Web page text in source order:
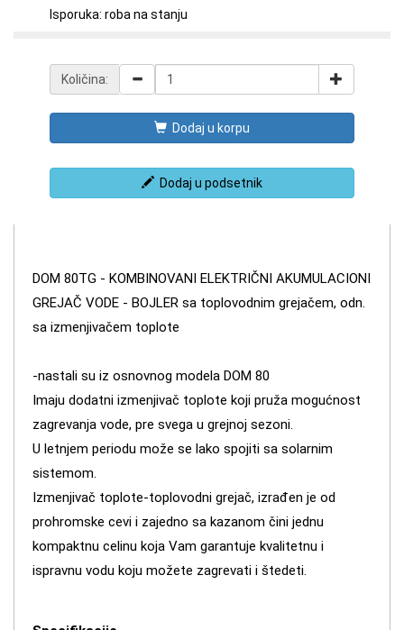
Isporuka: roba na stanju
Količina:
Dodaj u korpu
Dodaj u podsetnik
DOM 80TG - KOMBINOVANI ELEKTRIČNI AKUMULACIONI
GREJAČ VODE - BOJLER sa toplovodnim grejačem, odn.
sa izmenjivačem toplote
-nastali su iz osnovnog modela DOM 80
Imaju dodatni izmenjivač toplote koji pruža mogućnost
zagrevanja vode, pre svega u grejnoj sezoni.
U letnjem periodu može se lako spojiti sa solarnim
sistemom.
Izmenjivač toplote-toplovodni grejač, izrađen je od
prohromske cevi i zajedno sa kazanom čini jednu
kompaktnu celinu koja Vam garantuje kvalitetnu i
ispravnu vodu koju možete zagrevati i štedeti.